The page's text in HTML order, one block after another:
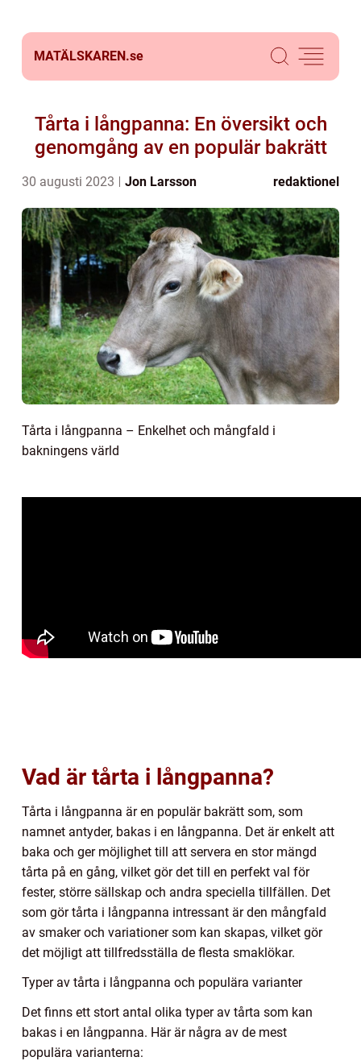
MATÄLSKAREN.se
Tårta i långpanna: En översikt och
genomgång av en populär bakrätt
30 augusti 2023 Jon Larsson redaktionel
Tårta i långpanna – Enkelhet och mångfald i
bakningens värld
Vad är tårta i långpanna?
Tårta i långpanna är en populär bakrätt som, som
namnet antyder, bakas i en långpanna. Det är enkelt att
baka och ger möjlighet till att servera en stor mängd
tårta på en gång, vilket gör det till en perfekt val för
fester, större sällskap och andra speciella tillfällen. Det
som gör tårta i långpanna intressant är den mångfald
av smaker och variationer som kan skapas, vilket gör
det möjligt att tillfredsställa de flesta smaklökar.
Typer av tårta i långpanna och populära varianter
Det finns ett stort antal olika typer av tårta som kan
bakas i en långpanna. Här är några av de mest
populära varianterna: